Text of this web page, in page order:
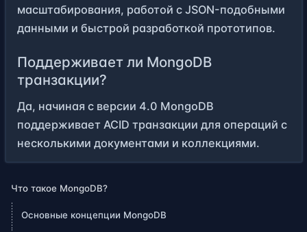
масштабирования, работой с JSON-подобными
данными и быстрой разработкой прототипов.
Поддерживает ли MongoDB
транзакции?
Да, начиная с версии 4.0 MongoDB
поддерживает ACID транзакции для операций с
несколькими документами и коллекциями.
Что такое MongoDB?
Основные концепции MongoDB